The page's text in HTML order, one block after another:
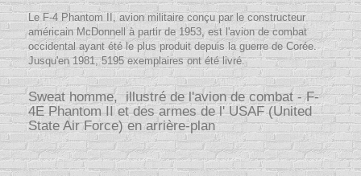
Le F-4 Phantom II, avion militaire conçu par le constructeur
américain McDonnell à partir de 1953, est l'avion de combat
occidental ayant été le plus produit depuis la guerre de Corée.
Jusqu'en 1981, 5195 exemplaires ont été livré.
Sweat homme, illustré de l'avion de combat - F-
4E Phantom II et des armes de l' USAF (United
State Air Force) en arrière-plan